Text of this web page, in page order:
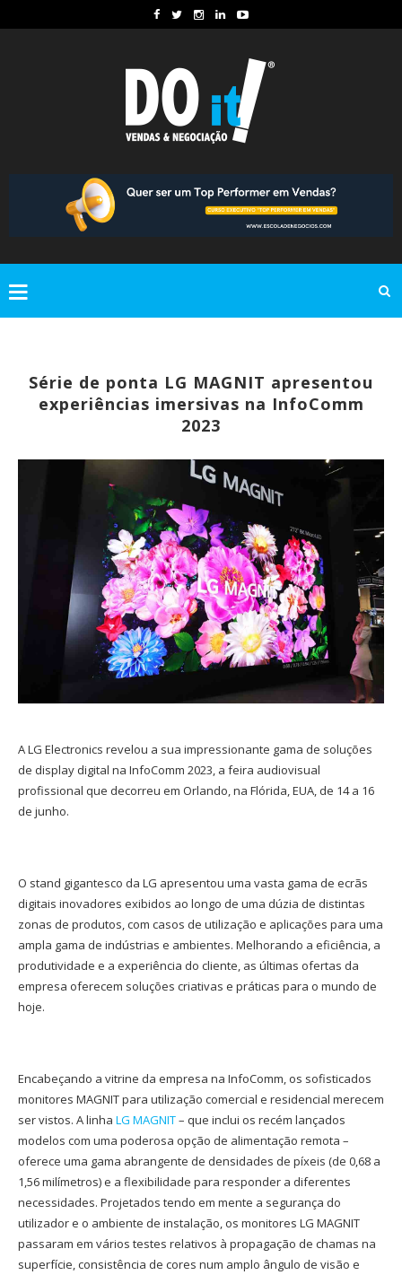
Série de ponta LG MAGNIT apresentou
experiências imersivas na InfoComm
2023
A LG Electronics revelou a sua impressionante gama de soluções
de display digital na InfoComm 2023, a feira audiovisual
profissional que decorreu em Orlando, na Flórida, EUA, de 14 a 16
de junho.
O stand gigantesco da LG apresentou uma vasta gama de ecrãs
digitais inovadores exibidos ao longo de uma dúzia de distintas
zonas de produtos, com casos de utilização e aplicações para uma
ampla gama de indústrias e ambientes. Melhorando a eficiência, a
produtividade e a experiência do cliente, as últimas ofertas da
empresa oferecem soluções criativas e práticas para o mundo de
hoje.
Encabeçando a vitrine da empresa na InfoComm, os sofisticados
monitores MAGNIT para utilização comercial e residencial merecem
ser vistos. A linha LG MAGNIT– que inclui os recém lançados
modelos com uma poderosa opção de alimentação remota –
oferece uma gama abrangente de densidades de píxeis (de 0,68 a
1,56 milímetros) e a flexibilidade para responder a diferentes
necessidades. Projetados tendo em mente a segurança do
utilizador e o ambiente de instalação, os monitores LG MAGNIT
passaram em vários testes relativos à propagação de chamas na
superfície, consistência de cores num amplo ângulo de visão e